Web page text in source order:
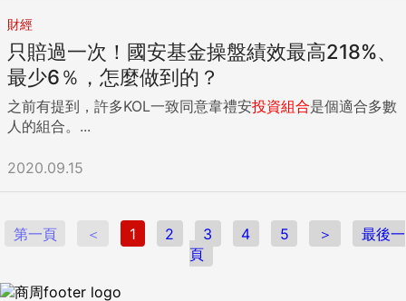
財經
只賠過一次！國安基金操盤績效最高218%、
最少6％，怎麼做到的？
之前有提到，許多KOL一致同意韋禮安投資組合是個適合多數
人的組合。...
2020.09.15
第一頁 ＜ 1 2 3 4 5 ＞
最後一
頁